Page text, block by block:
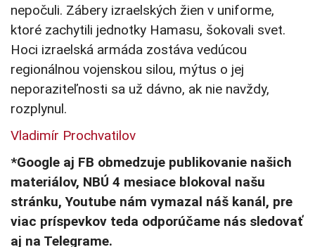
nepočuli. Zábery izraelských žien v uniforme,
ktoré zachytili jednotky Hamasu, šokovali svet.
Hoci izraelská armáda zostáva vedúcou
regionálnou vojenskou silou, mýtus o jej
neporaziteľnosti sa už dávno, ak nie navždy,
rozplynul.
Vladimír Prochvatilov
*Google aj FB obmedzuje publikovanie našich
materiálov, NBÚ 4 mesiace blokoval našu
stránku, Youtube nám vymazal náš kanál, pre
viac príspevkov teda odporúčame nás sledovať
aj na Telegrame.